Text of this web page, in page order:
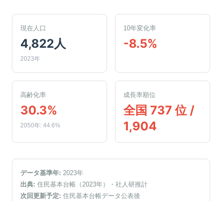
現在人口
4,822人
2023年
10年変化率
-8.5%
高齢化率
30.3%
2050年: 44.6%
成長率順位
全国 737 位 /
1,904
データ基準年: 2023年
出典: 住民基本台帳（2023年）
・社人研推計
次回更新予定: 住民基本台帳データ公表後